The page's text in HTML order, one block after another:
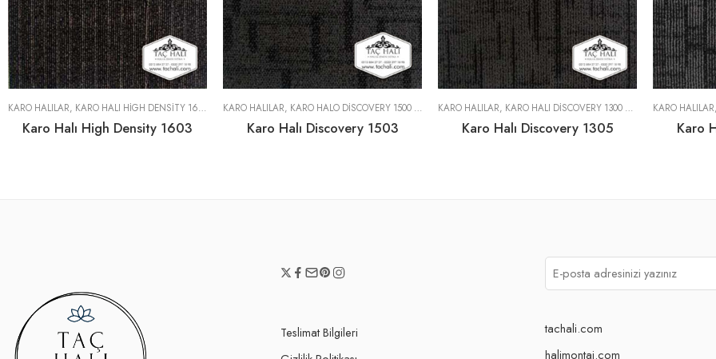
KARO HALILAR, KARO HALI HIGH DENSITY 1600 SERISI
Karo Halı High Density 1603
KARO HALILAR, KARO HALO DISCOVERY 1500 SERISI
Karo Halı Discovery 1503
KARO HALILAR, KARO HALI DISCOVERY 1300 SERISI
Karo Halı Discovery 1305
KARO HALILAR,
Karo
Teslimat Bilgileri
tachali.com
halimontaj.com